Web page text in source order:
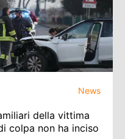
News
della vittima
colpa non ha inciso